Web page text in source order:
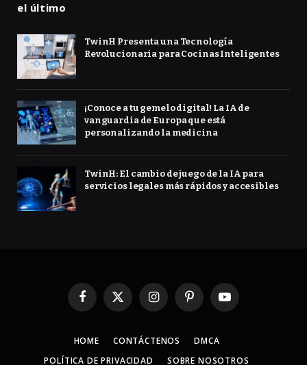
el último
TwinH Presenta una Tecnología
Revolucionaria para Cocinas Inteligentes
¡Conoce a tu gemelo digital! La IA de
vanguardia de Europa que está
personalizando la medicina
TwinH: El cambio de juego de la IA para
servicios legales más rápidos y accesibles
Facebook
X
InstagramPinterestYouTube
HOME CONTÁCTENOS
DMCA
POLÍTICA DE PRIVACIDAD
SOBRE NOSOTROS